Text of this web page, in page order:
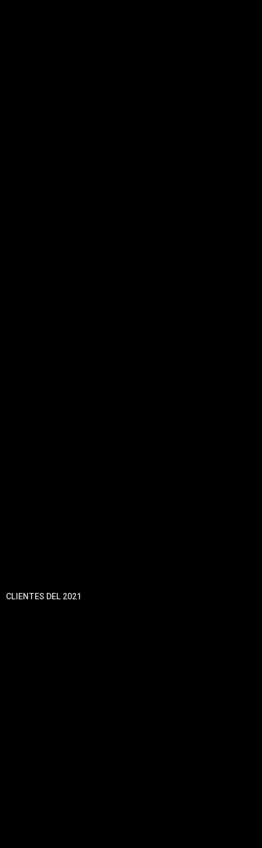
CLIENTES DEL 2021